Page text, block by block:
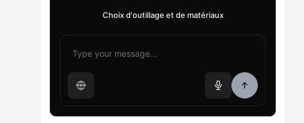
Choix d'outillage et de matériaux